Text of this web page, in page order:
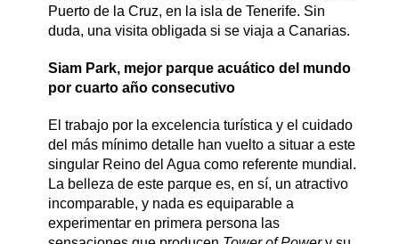
Puerto de la Cruz, en la isla de Tenerife. Sin
duda, una visita obligada si se viaja a Canarias.
Siam Park, mejor parque acuático del mundo
por cuarto año consecutivo
El trabajo por la excelencia turística y el cuidado
del más mínimo detalle han vuelto a situar a este
singular Reino del Agua como referente mundial.
La belleza de este parque es, en sí, un atractivo
incomparable, y nada es equiparable a
experimentar en primera persona las